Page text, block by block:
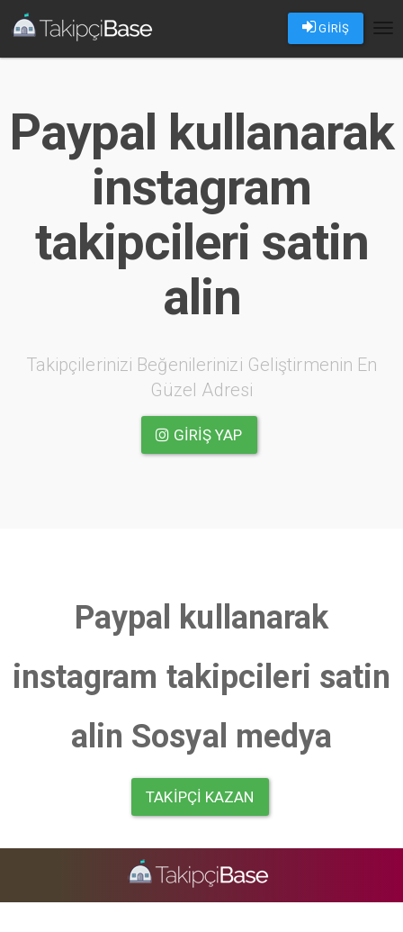
GİRİŞ
Paypal kullanarak
instagram
takipcileri satin
alin
Takipçilerinizi Beğenilerinizi Geliştirmenin En
Güzel Adresi
GIRIŞ YAP
Paypal kullanarak
instagram takipcileri satin
alin Sosyal medya
TAKIPÇI KAZAN